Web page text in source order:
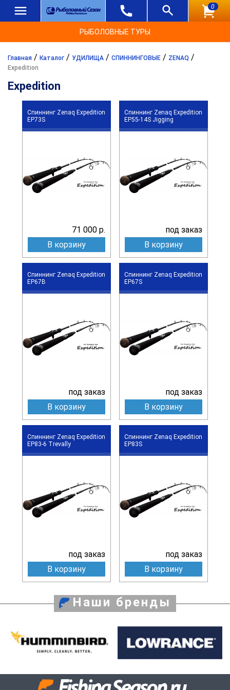
0
РЫБОЛОВНЫЕ ТУРЫ
Главная / Каталог / УДИЛИЩА / СПИННИНГОВЫЕ / ZENAQ /
Expedition
Expedition
Спиннинг Zenaq Expedition
EP73S
71 000 р.
В корзину
Спиннинг Zenaq Expedition
EP55-14S Jigging
под заказ
В корзину
Спиннинг Zenaq Expedition
EP67B
под заказ
В корзину
Спиннинг Zenaq Expedition
EP67S
под заказ
В корзину
Спиннинг Zenaq Expedition
EP83-6 Trevally
под заказ
В корзину
Спиннинг Zenaq Expedition
EP83S
под заказ
В корзину
Наши бренды